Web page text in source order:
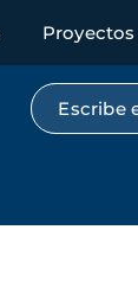
Proyectos